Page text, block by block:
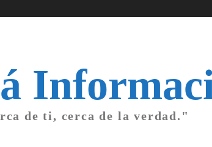
de ti, cerca de la verdad."